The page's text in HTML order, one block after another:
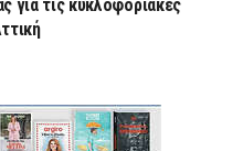
για τις κυκλοφοριακές